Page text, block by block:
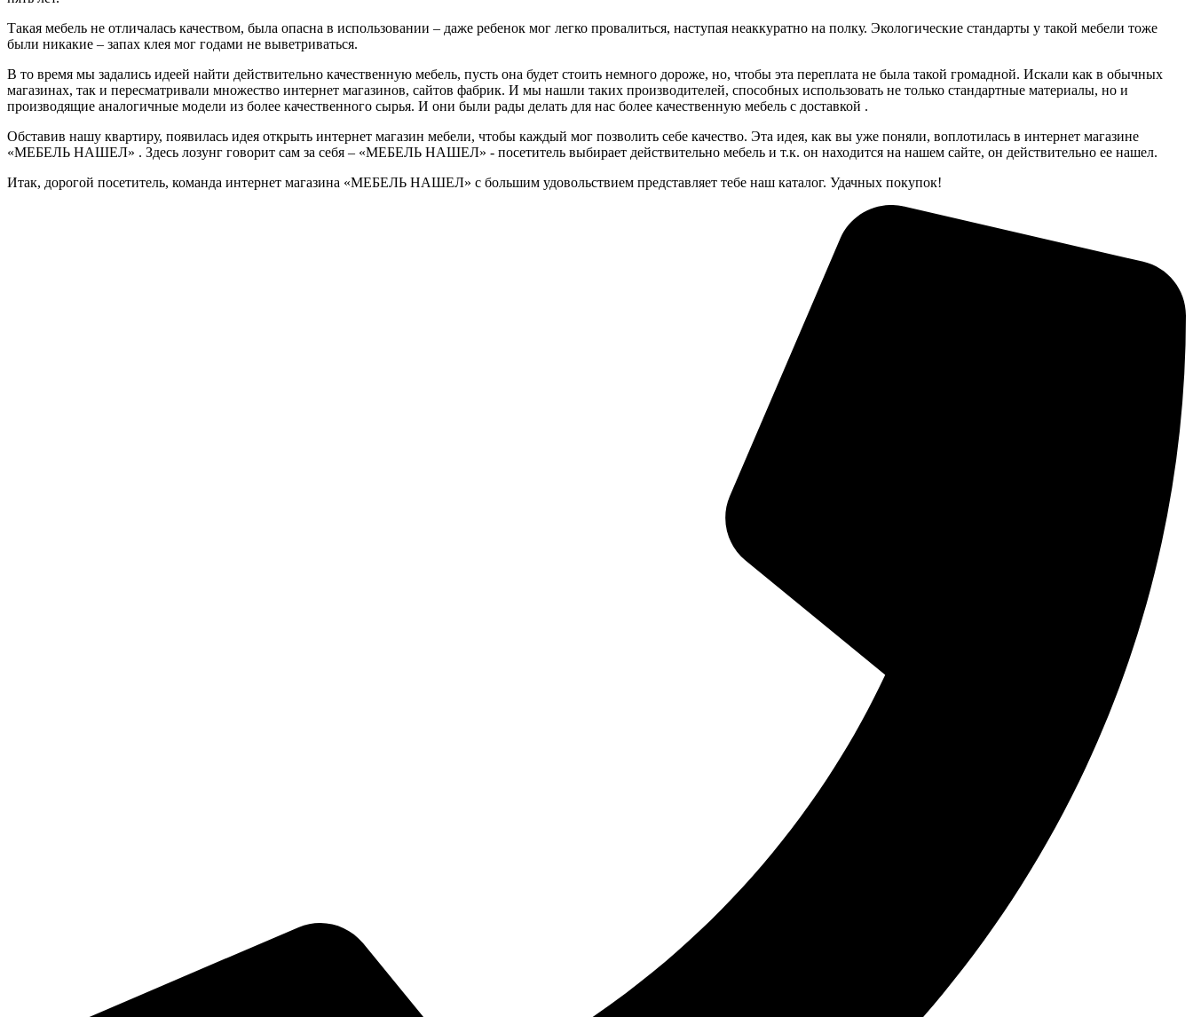
Такая мебель не отличалась качеством, была опасна в использовании – даже ребенок мог легко провалиться, наступая неаккуратно на полку. Экологические стандарты у такой мебели тоже
были никакие – запах клея мог годами не выветриваться.
В то время мы задались идеей найти действительно качественную мебель, пусть она будет стоить немного дороже, но, чтобы эта переплата не была такой громадной. Искали как в обычных
магазинах, так и пересматривали множество интернет магазинов, сайтов фабрик. И мы нашли таких производителей, способных использовать не только стандартные материалы, но и
производящие аналогичные модели из более качественного сырья. И они были рады делать для нас более качественную мебель с доставкой .
Обставив нашу квартиру, появилась идея открыть интернет магазин мебели, чтобы каждый мог позволить себе качество. Эта идея, как вы уже поняли, воплотилась в интернет магазине
«МЕБЕЛЬ НАШЕЛ» . Здесь лозунг говорит сам за себя – «МЕБЕЛЬ НАШЕЛ» - посетитель выбирает действительно мебель и т.к. он находится на нашем сайте, он действительно ее нашел.
Итак, дорогой посетитель, команда интернет магазина «МЕБЕЛЬ НАШЕЛ» с большим удовольствием представляет тебе наш каталог. Удачных покупок!